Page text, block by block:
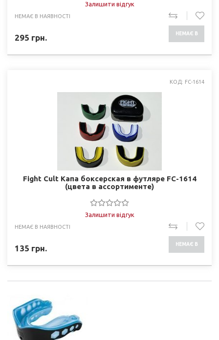
Залишити відгук
НЕМАЄ В НАЯВНОСТІ
295 грн. НЕМАЄ В
КОД: FC-1614
Fight Cult Капа боксерская в футляре FC-1614
(цвета в ассортименте)
Залишити відгук
НЕМАЄ В НАЯВНОСТІ
135 грн. НЕМАЄ В